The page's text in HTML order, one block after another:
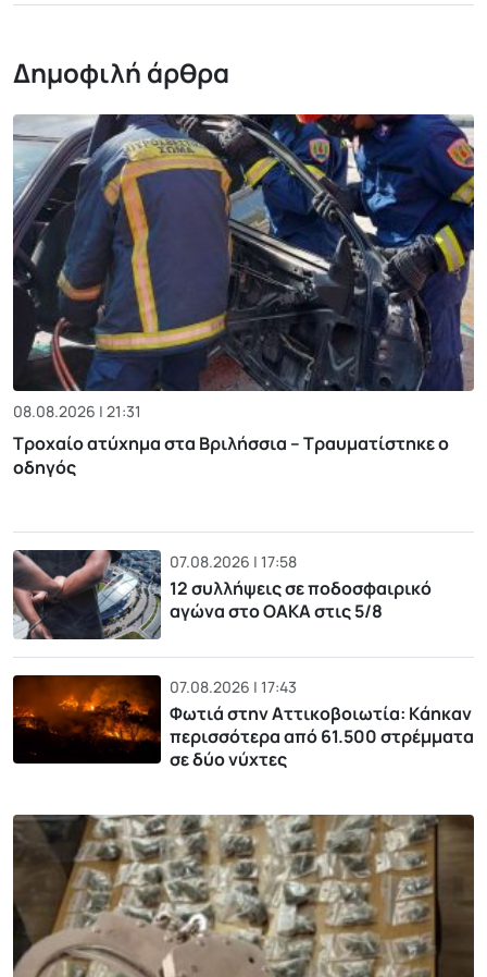
Δημοφιλή άρθρα
08.08.2026 | 21:31
Τροχαίο ατύχημα στα Βριλήσσια – Τραυματίστηκε ο
οδηγός
07.08.2026 | 17:58
12 συλλήψεις σε ποδοσφαιρικό
αγώνα στο ΟΑΚΑ στις 5/8
07.08.2026 | 17:43
Φωτιά στην Αττικοβοιωτία: Kάηκαν
περισσότερα από 61.500 στρέμματα
σε δύο νύχτες